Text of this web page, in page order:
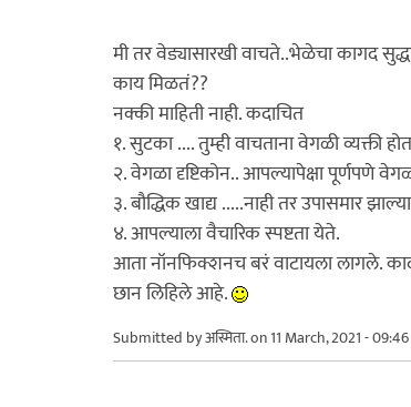
मी तर वेड्यासारखी वाचते..भेळेचा कागद
काय मिळतं??
नक्की माहिती नाही. कदाचित
१. सुटका .... तुम्ही वाचताना वेगळी व्यक्ती
२. वेगळा दृष्टिकोन.. आपल्यापेक्षा पूर्णपणे
३. बौद्धिक खाद्य .....नाही तर उपासमार
४. आपल्याला वैचारिक स्पष्टता येते.
आता नॉनफिक्शनच बरं वाटायला लागले.
छान लिहिले आहे.
Submitted byअस्मिता.on 11 March, 2021 - 09:46